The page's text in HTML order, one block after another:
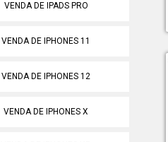
VENDA DE IPADS PRO
VENDA DE IPHONES 11
VENDA DE IPHONES 12
VENDA DE IPHONES X